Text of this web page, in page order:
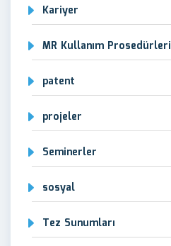
Kariyer
MR Kullanım Prosedürleri
patent
projeler
Seminerler
sosyal
Tez Sunumları